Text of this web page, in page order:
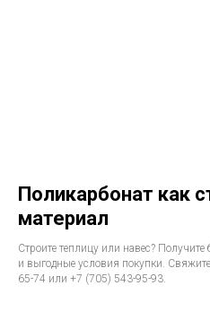
Поликарбонат как
материал
Строите теплицу или навес?
и выгодные условия покупки.
65-74 или +7 (705) 543-95-93.